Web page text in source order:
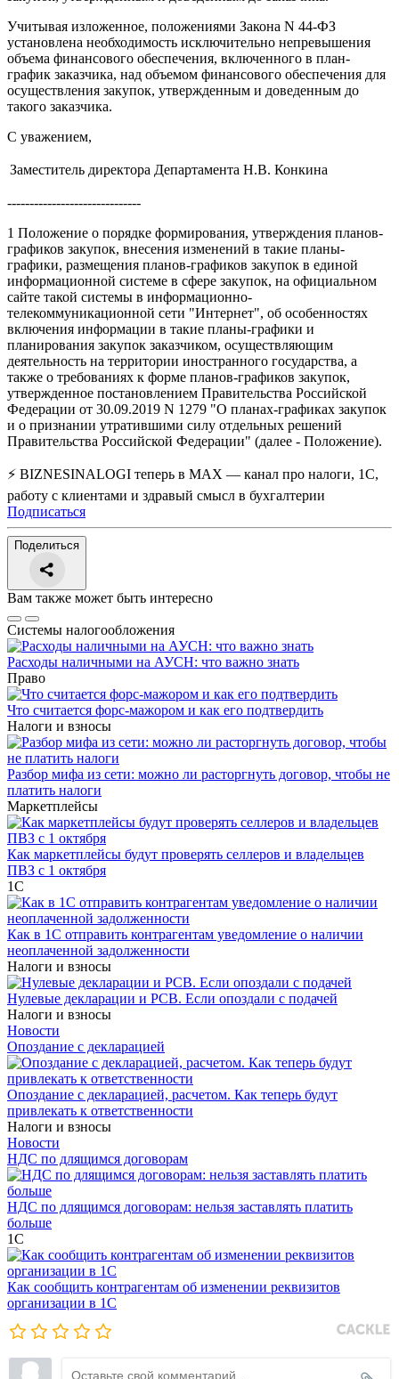
Учитывая изложенное, положениями Закона N 44-ФЗ
установлена необходимость исключительно непревышения
объема финансового обеспечения, включенного в план-
график заказчика, над объемом финансового обеспечения для
осуществления закупок, утвержденным и доведенным до
такого заказчика.
С уважением,
Заместитель директора Департамента Н.В. Конкина
------------------------------
1 Положение о порядке формирования, утверждения планов-
графиков закупок, внесения изменений в такие планы-
графики, размещения планов-графиков закупок в единой
информационной системе в сфере закупок, на официальном
сайте такой системы в информационно-
телекоммуникационной сети "Интернет", об особенностях
включения информации в такие планы-графики и
планирования закупок заказчиком, осуществляющим
деятельность на территории иностранного государства, а
также о требованиях к форме планов-графиков закупок,
утвержденное постановлением Правительства Российской
Федерации от 30.09.2019 N 1279 "О планах-графиках закупок
и о признании утратившими силу отдельных решений
Правительства Российской Федерации" (далее - Положение).
⚡ BIZNESINALOGI теперь в MAX — канал про налоги, 1С,
работу с клиентами и здравый смысл в бухгалтерии
Подписаться
Поделиться
Вам также может быть интересно
Системы налогообложения
Расходы наличными на АУСН: что важно знать
Право
Что считается форс-мажором и как его подтвердить
Налоги и взносы
Разбор мифа из сети: можно ли расторгнуть договор, чтобы не
платить налоги
Маркетплейсы
Как маркетплейсы будут проверять селлеров и владельцев
ПВЗ с 1 октября
1С
Как в 1С отправить контрагентам уведомление о наличии
неоплаченной задолженности
Налоги и взносы
Нулевые декларации и РСВ. Если опоздали с подачей
Налоги и взносы
Новости
Опоздание с декларацией
Опоздание с декларацией, расчетом. Как теперь будут
привлекать к ответственности
Налоги и взносы
Новости
НДС по длящимся договорам
НДС по длящимся договорам: нельзя заставлять платить
больше
1С
Как сообщить контрагентам об изменении реквизитов
организации в 1C